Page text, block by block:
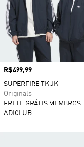
Preço
R$499,99
SUPERFIRE TK JK
Originals
FRETE GRÁTIS MEMBROS
ADICLUB